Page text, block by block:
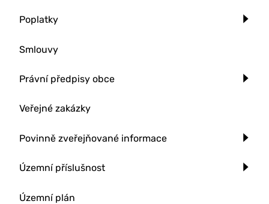
Poplatky
Smlouvy
Právní předpisy obce
Veřejné zakázky
Povinně zveřejňované informace
Územní příslušnost
Územní plán